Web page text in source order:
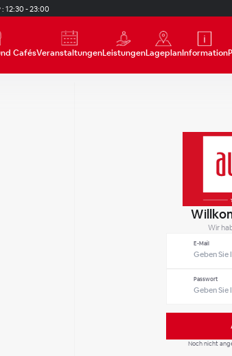
: 12:30 - 23:00
CafésVeranstaltungenLeistungenLageplanInformation
Wir
E-Mail
Passwort
Noch nicht